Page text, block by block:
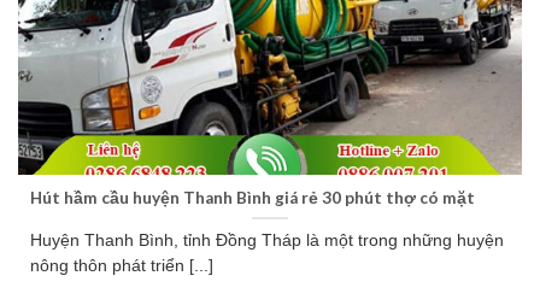
Hút hầm cầu huyện Thanh Bình giá rẻ 30 phút thợ có mặt
Huyện Thanh Bình, tỉnh Đồng Tháp là một trong những huyện
nông thôn phát triển [...]